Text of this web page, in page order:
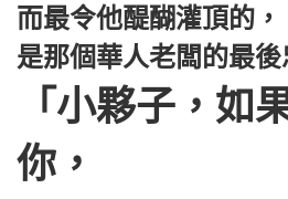
而最令他醍醐灌頂的，
是那個華人老闆的最後
「小夥子，如
你，